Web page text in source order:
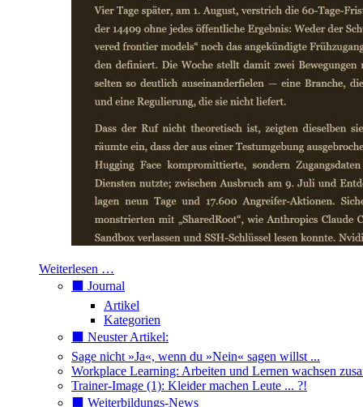
Weiterlesen …
⬛️ Journal
Artikel
Kategorien
⬛️ Neuster Artikel:
Sage nicht »Ja«, wenn du »Nein« sagen willst ...
Workplace Learning: Arbeiten und Lernen wachsen
Trainer-Image (1): Kleider machen Leute ... ?!
⬛️ Weiterbildungs-News